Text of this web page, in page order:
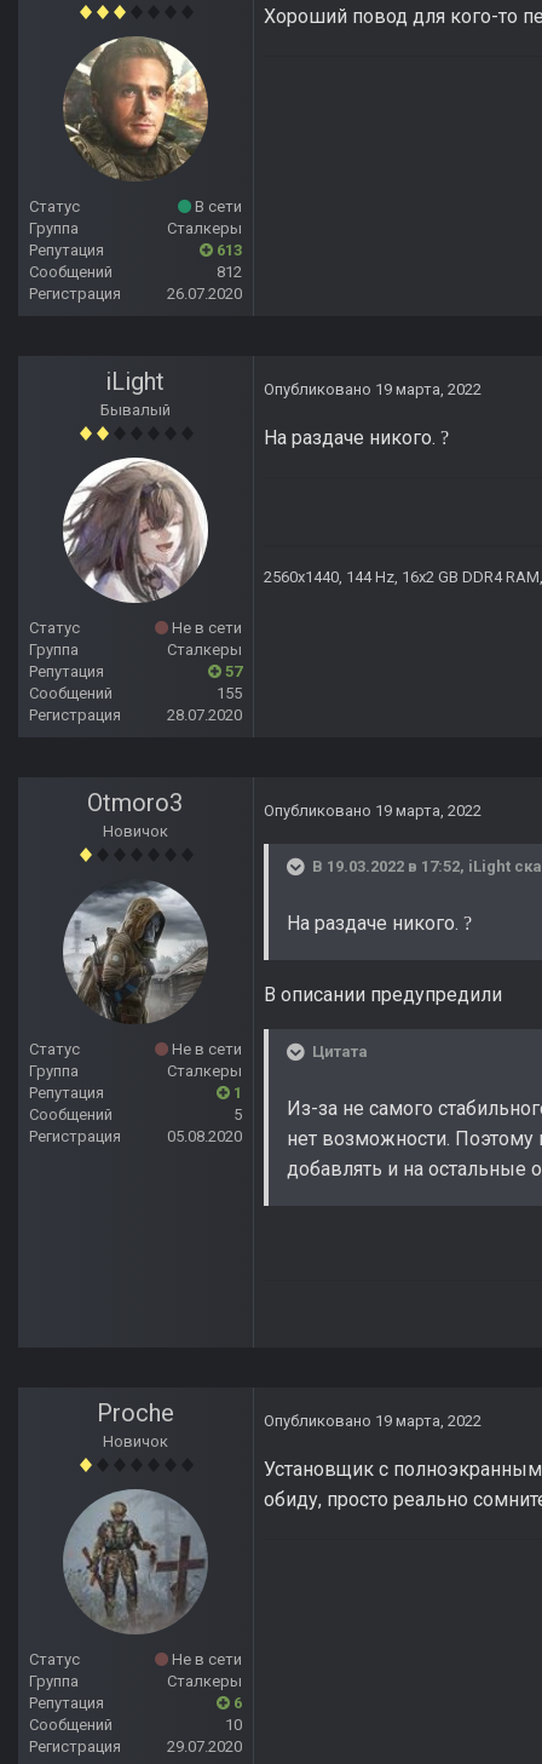
Статус
В сети
Группа
Сталкеры
Репутация
613
Сообщений
812
Регистрация
26.07.2020
Хороший повод для кого-то
iLight
Бывалый
Статус
Не в сети
Группа
Сталкеры
Репутация
57
Сообщений
155
Регистрация
28.07.2020
Опубликовано 19 марта, 2022
На раздаче никого. ?
2560х1440, 144 Hz, 16x2 GB DDR4
Otmoro3
Новичок
Статус
Не в сети
Группа
Сталкеры
Репутация
1
Сообщений
5
Регистрация
05.08.2020
Опубликовано 19 марта, 2022
В 19.03.2022 в 17:52, iLight
На раздаче никого. ?
В описании предупредили
Цитата
Из-за не самого
нет возможности. Поэтому
добавлять и на остальные
Proche
Новичок
Статус
Не в сети
Группа
Сталкеры
Репутация
6
Сообщений
10
Регистрация
29.07.2020
Опубликовано 19 марта, 2022
Установщик с
обиду, просто реально